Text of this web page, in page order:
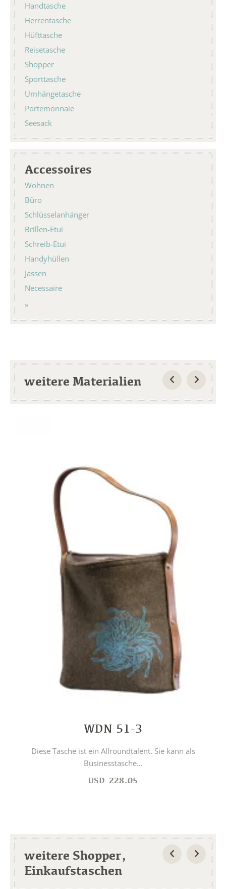
Handtasche
Herrentasche
Hüfttasche
Reisetasche
Shopper
Sporttasche
Umhängetasche
Portemonnaie
Seesack
Accessoires
Wohnen
Büro
Schlüsselanhänger
Brillen-Etui
Schreib-Etui
Handyhüllen
Jassen
Necessaire
weitere Materialien
WDN 51-3
Diese Tasche ist ein Allroundtalent. Sie kann als
Businesstasche...
USD 228.05
weitere Shopper,
Einkaufstaschen